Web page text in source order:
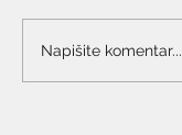
Napišite komentar...